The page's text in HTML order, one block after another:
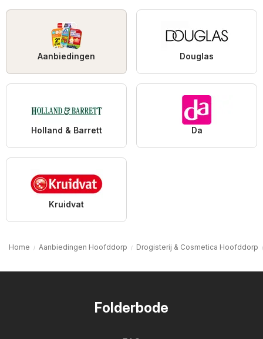
Aanbiedingen Douglas
Holland & Barrett Da
Kruidvat
Home Aanbiedingen Hoofddorp Drogisterij & Cosmetica Hoofddorp
Folderbode